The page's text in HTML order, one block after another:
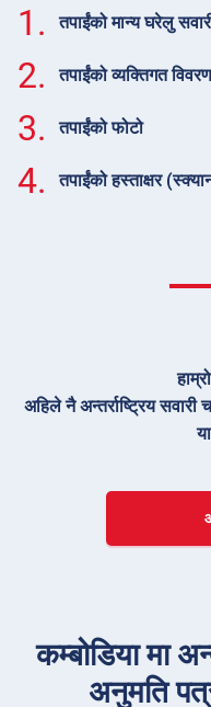
1. तपाईंको मान्य घरेलु
2. तपाईंको व्यक्तिगत
3. तपाईंको फोटो
4. तपाईंको हस्ताक्षर
अहिले नै अन्तर्राष्ट्रिय
कम्बोडिया मा
अनुमति